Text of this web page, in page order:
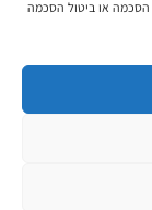
הסכמה או ביטול הסכמה